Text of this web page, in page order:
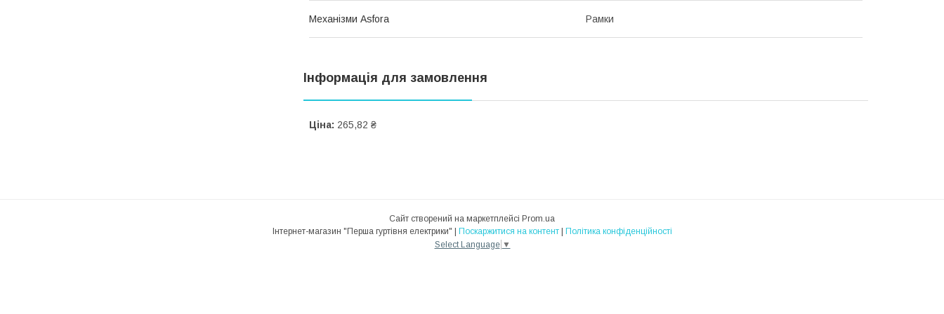
Механізми Asfora Рамки
Інформація для замовлення
Ціна: 265,82 ₴
Сайт створений на маркетплейсі Prom.ua
Інтернет-магазин "Перша гуртівня електрики" | Поскаржитися на контент | Політика конфіденційності
Select Language ▼